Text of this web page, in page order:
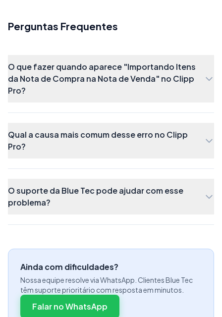
Selecionar
Todos os itens serão copiados para tela, para
importar, clique emOk;
Perguntas Frequentes
O que fazer quando aparece "Importando Itens
da Nota de Compra na Nota de Venda" no Clipp
Pro?
Qual a causa mais comum desse erro no Clipp
Pro?
O suporte da Blue Tec pode ajudar com esse
problema?
Ainda com dificuldades?
Nossa equipe resolve via WhatsApp. Clientes Blue Tec
têm suporte prioritário com resposta em minutos.
Falar no WhatsApp